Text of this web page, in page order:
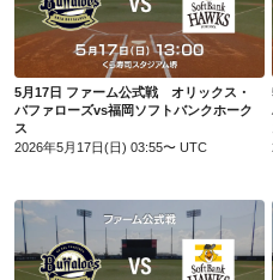
5月17日 ファーム公式戦 オリックス・バファローズvs福岡ソフトバンクホークス
5月17日 ファーム公式戦 オリックス・
バファローズvs福岡ソフトバンクホーク
ス
2026年5月17日(日) 03:55〜 UTC
5月15日 ファーム公式戦 オリックス・バファローズvs福岡ソフトバンクホークス